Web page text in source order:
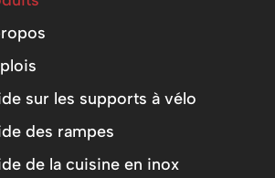
sur les supports à vélo
des rampes
de la cuisine en inox